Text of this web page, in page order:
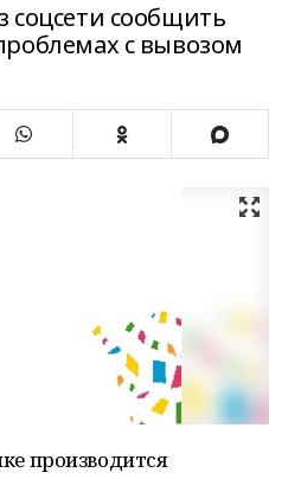
соцсети сообщить
с вывозом
производится